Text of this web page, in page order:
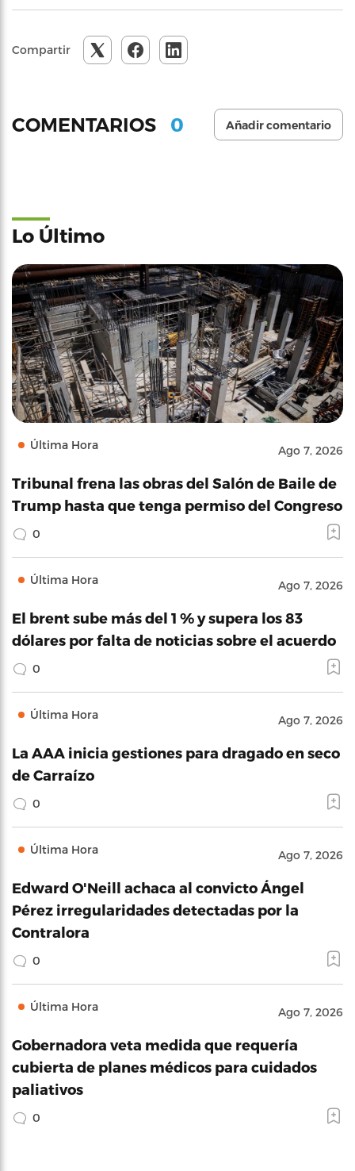
Compartir
COMENTARIOS 0 Añadir comentario
Lo Último
Última Hora Ago 7, 2026
Tribunal frena las obras del Salón de Baile de
Trump hasta que tenga permiso del Congreso
0
Última Hora Ago 7, 2026
El brent sube más del 1 % y supera los 83
dólares por falta de noticias sobre el acuerdo
0
Última Hora Ago 7, 2026
La AAA inicia gestiones para dragado en seco
de Carraízo
0
Última Hora Ago 7, 2026
Edward O'Neill achaca al convicto Ángel
Pérez irregularidades detectadas por la
Contralora
0
Última Hora Ago 7, 2026
Gobernadora veta medida que requería
cubierta de planes médicos para cuidados
paliativos
0